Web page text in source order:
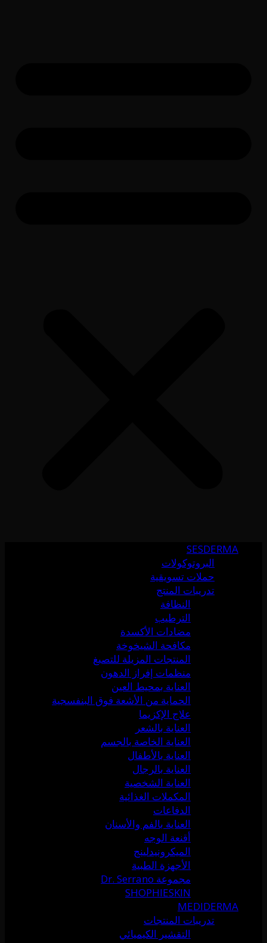
SESDERMA
البروتوكولات
حملات تسويقية
تدريبات المنتج
النظافة
الترطيب
مضادات الأكسدة
مكافحة الشيخوخة
المنتجات المزيلة للتصبغ
منظمات إفراز الدهون
العناية بمحيط العين
الحماية من الأشعة فوق البنفسجية
علاج الإكزيما
العناية بالشعر
العناية الخاصة بالجسم
العناية بالأطفال
العناية بالرجال
العناية الشخصية
المكملات الغذائية
الدفاعات
العناية بالفم والأسنان
أقنعة الوجه
الميكرونيدلينج
الأجهزة الطبية
مجموعة Dr. Serrano
SHOPHIESKIN
MEDIDERMA
تدريبات المنتجات
التقشير الكيميائي